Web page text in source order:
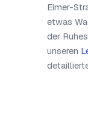
Eimer-
etwas
der
unseren